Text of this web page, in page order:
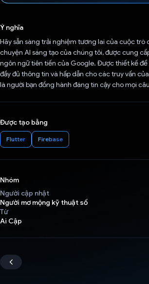
Ý nghĩa
Hãy sẵn sàng trải nghiệm tương lai của cuộc trò
chuyện AI sáng tạo của chúng tôi, được cung
ngôn ngữ tiên tiến của Google. Được thiết kế để
đầy đủ thông tin và hấp dẫn cho các truy vấn
là người bạn đồng hành đáng tin cậy cho mọi
Được tạo bằng
Flutter Firebase
Nhóm
Người cập nhật
Người mơ mộng kỹ thuật số
Từ
Ai Cập